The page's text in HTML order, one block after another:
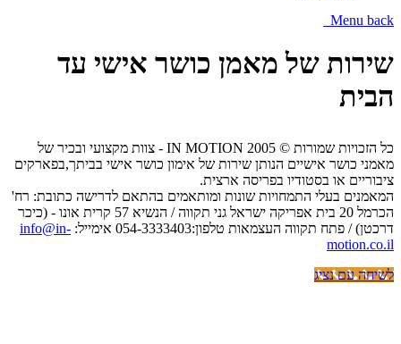
Menu back
שירות של מאמן כושר אישי עד
הבית
כל הזכויות שמורות © IN MOTION 2005 - צוות מקצועי ובכיר של
מאמני כושר אישיים הנותן שירות של אימון כושר אישי בביתך,בפארקים
ציבוריים או בסטודיו בפריסה ארצית.
המאמנים בעלי התמחויות שונות ומותאמים בהתאם לדרישה כתובת: רח'
הכרמל 20 בית אפריקה ישראל גני תקווה / הנשיא 57 קרית אונו - (כיכר
דרכטן) / פתח תקווה העצמאות טלפון:054-3333403 אימייל:
info@in-
motion.co.il
לשיחה עם נציג